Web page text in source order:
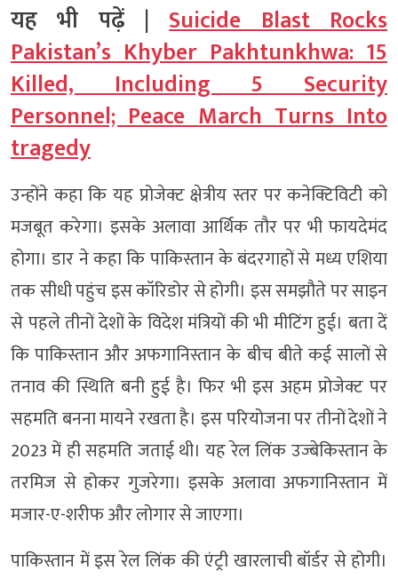
यह भी पढ़ें |Suicide Blast Rocks
Pakistan’s Khyber Pakhtunkhwa: 15
Killed, Including 5 Security
Personnel; Peace March Turns Into
tragedy
उन्होंने कहा कि यह प्रोजेक्ट क्षेत्रीय स्तर पर कनेक्टिविटी को
मजबूत करेगा। इसके अलावा आर्थिक तौर पर भी फायदेमंद
होगा। डार ने कहा कि पाकिस्तान के बंदरगाहों से मध्य एशिया
तक सीधी पहुंच इस कॉरिडोर से होगी। इस समझौते पर साइन
से पहले तीनों देशों के विदेश मंत्रियों की भी मीटिंग हुई। बता दें
कि पाकिस्तान और अफगानिस्तान के बीच बीते कई सालों से
तनाव की स्थिति बनी हुई है। फिर भी इस अहम प्रोजेक्ट पर
सहमति बनना मायने रखता है। इस परियोजना पर तीनों देशों ने
2023 में ही सहमति जताई थी। यह रेल लिंक उज्बेकिस्तान के
तरमिज से होकर गुजरेगा। इसके अलावा अफगानिस्तान में
मजार-ए-शरीफ और लोगार से जाएगा।
पाकिस्तान में इस रेल लिंक की एंट्री खारलाची बॉर्डर से होगी।